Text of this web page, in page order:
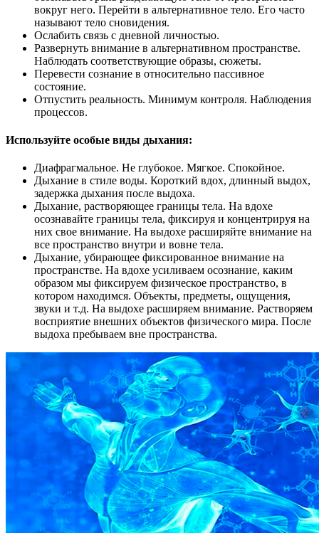
вокруг него. Перейти в альтернативное тело. Его часто
называют тело сновидения.
Ослабить связь с дневной личностью.
Развернуть внимание в альтернативном пространстве.
Наблюдать соответствующие образы, сюжеты.
Перевести сознание в относительно пассивное
состояние.
Отпустить реальность. Минимум контроля. Наблюдения
процессов.
Используйте особые виды дыхания:
Диафрагмальное. Не глубокое. Мягкое. Спокойное.
Дыхание в стиле воды. Короткий вдох, длинный выдох,
задержка дыхания после выдоха.
Дыхание, растворяющее границы тела. На вдохе
осознавайте границы тела, фиксируя и концентрируя на
них свое внимание. На выдохе расширяйте внимание на
все пространство внутри и вовне тела.
Дыхание, убирающее фиксированное внимание на
пространстве. На вдохе усиливаем осознание, каким
образом мы фиксируем физическое пространство, в
котором находимся. Объекты, предметы, ощущения,
звуки и т.д. На выдохе расширяем внимание. Растворяем
восприятие внешних объектов физического мира. После
выдоха пребываем вне пространства.